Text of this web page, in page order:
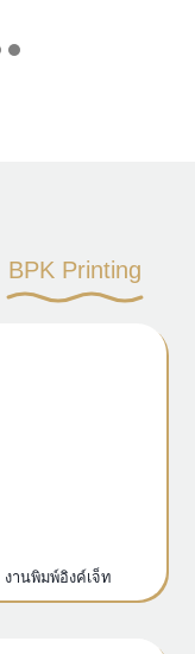
BPK Printing
งานพิมพ์อิงค์เจ็ท